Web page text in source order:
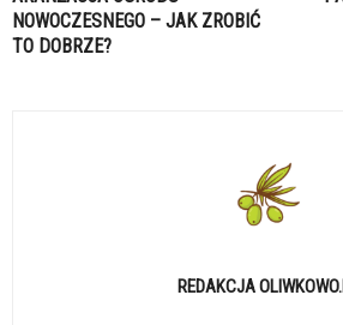
NOWOCZESNEGO – JAK ZROBIĆ
TO DOBRZE?
REDAKCJA